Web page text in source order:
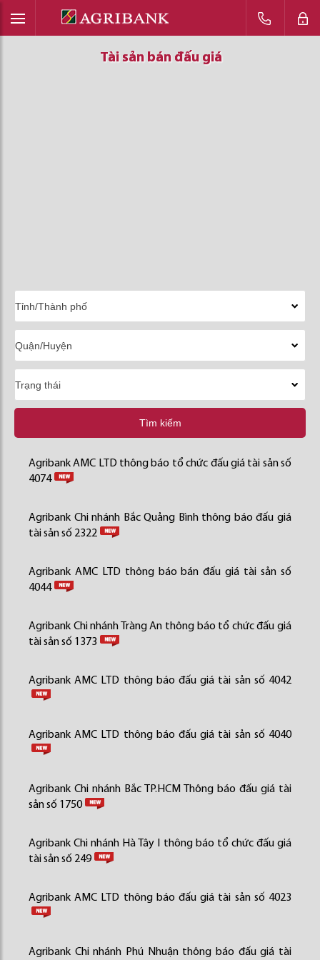
Tài sản bán đấu giá
Tài sản bán đấu giá
Tài sản bán đấu giá
Tìm kiếm
Agribank AMC LTD thông báo tổ chức đấu giá tài sản số
4074
Agribank Chi nhánh Bắc Quảng Bình thông báo đấu giá
tài sản số 2322
Agribank AMC LTD thông báo bán đấu giá tài sản số
4044
Agribank Chi nhánh Tràng An thông báo tổ chức đấu giá
tài sản số 1373
Agribank AMC LTD thông báo đấu giá tài sản số 4042
Agribank AMC LTD thông báo đấu giá tài sản số 4040
Agribank Chi nhánh Bắc TP.HCM Thông báo đấu giá tài
sản số 1750
Agribank Chi nhánh Hà Tây I thông báo tổ chức đấu giá
tài sản số 249
Agribank AMC LTD thông báo đấu giá tài sản số 4023
Agribank Chi nhánh Phú Nhuận thông báo đấu giá tài